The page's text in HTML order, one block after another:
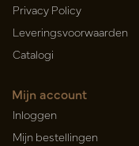
Privacy Policy
Leveringsvoorwaarden
Catalogi
Mijn account
Inloggen
Mijn bestellingen